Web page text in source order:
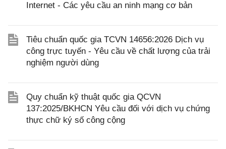
Internet - Các yêu cầu an ninh mạng cơ bản
Tiêu chuẩn quốc gia TCVN 14656:2026 Dịch vụ
công trực tuyến - Yêu cầu về chất lượng của trải
nghiệm người dùng
Quy chuẩn kỹ thuật quốc gia QCVN
137:2025/BKHCN Yêu cầu đối với dịch vụ chứng
thực chữ ký số công cộng